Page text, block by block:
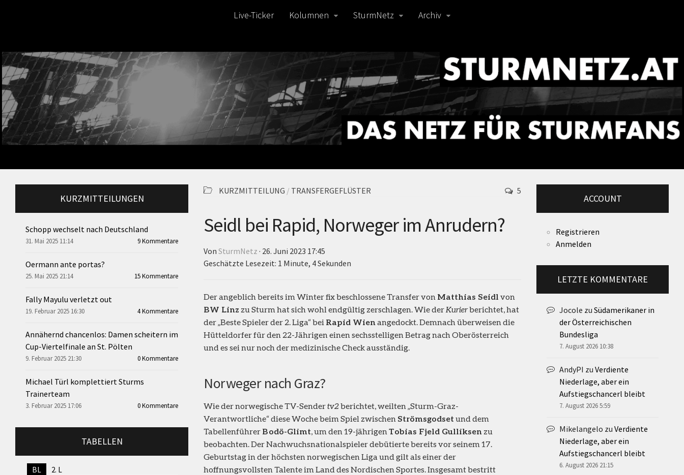
Live-Ticker Kolumnen SturmNetz Archiv
KURZMITTEILUNG / TRANSFERGEFLÜSTER 5
Seidl bei Rapid, Norweger im Anrudern?
Von SturmNetz · 26. Juni 2023 17:45
Geschätzte Lesezeit: 1 Minute, 4 Sekunden
Der angeblich bereits im Winter fix beschlossene Transfer von Matthias Seidl von
BW Linz zu Sturm hat sich wohl endgültig zerschlagen. Wie der Kurierberichtet, hat
der „Beste Spieler der 2. Liga“ bei Rapid Wien angedockt. Demnach überweisen die
Hütteldorfer für den 22-Jährigen einen sechsstelligen Betrag nach Oberösterreich
und es sei nur noch der medizinische Check ausständig.
Norweger nach Graz?
Wie der norwegische TV-Sendertv2berichtet, weilten „Sturm-Graz-
Verantwortliche“ diese Woche beim Spiel zwischen Strömsgodset und dem
Tabellenführer Bodö-Glimt , um den 19-jährigen Tobias Fjeld Gulliksen zu
beobachten. Der Nachwuchsnationalspieler debütierte bereits vor seinem 17.
Geburtstag in der höchsten norwegischen Liga und gilt als einer der
hoffnungsvollsten Talente im Land des Nordischen Sportes. Insgesamt bestritt
KURZMITTEILUNGEN
Schopp wechselt nach Deutschland
31. Mai 2025 11:14 9 Kommentare
Oermann ante portas?
25. Mai 2025 21:14 15 Kommentare
Fally Mayulu verletzt out
19. Februar 2025 16:30 4 Kommentare
Annähernd chancenlos: Damen scheitern im
Cup-Viertelfinale an St. Pölten
9. Februar 2025 21:30 0 Kommentare
Michael Türl komplettiert Sturms
Trainerteam
3. Februar 2025 17:06 0 Kommentare
TABELLEN
BL 2. L
ACCOUNT
Registrieren
Anmelden
LETZTE KOMMENTARE
Jocole zu Südamerikaner in
der Österreichischen
Bundesliga
7. August 2026 10:38
AndyPI zu Verdiente
Niederlage, aber ein
Aufstiegschancerl bleibt
7. August 2026 5:59
Mikelangelo zu Verdiente
Niederlage, aber ein
Aufstiegschancerl bleibt
6. August 2026 21:15